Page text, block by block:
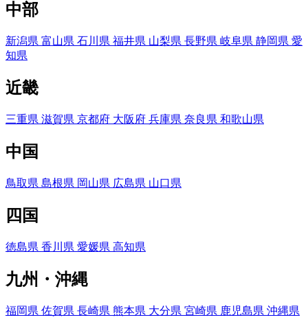
中部
新潟県 富山県 石川県 福井県 山梨県 長野県 岐阜県 静岡県 愛
知県
近畿
三重県 滋賀県 京都府 大阪府 兵庫県 奈良県 和歌山県
中国
鳥取県 島根県 岡山県 広島県 山口県
四国
徳島県 香川県 愛媛県 高知県
九州・沖縄
福岡県 佐賀県 長崎県 熊本県 大分県 宮崎県 鹿児島県 沖縄県